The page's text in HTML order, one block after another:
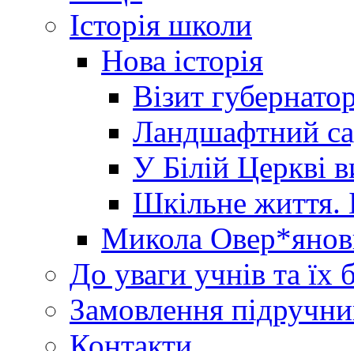
Історія школи
Нова історія
Візит
Ландшафтний
У Білій Церкві
Шкільне життя.
Микола
До уваги учнів та їх
Замовлення